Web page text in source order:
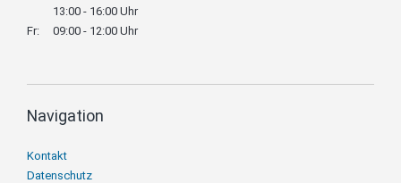
13:00 - 16:00 Uhr
Fr:
09:00 - 12:00 Uhr
Navigation
Navigation
überspringen
Kontakt
Datenschutz